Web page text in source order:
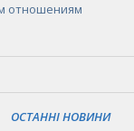
отношениям
ОСТАННІ НОВИНИ